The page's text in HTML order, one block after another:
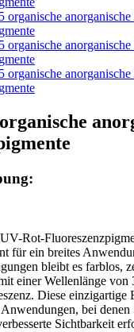
Rot-
für ein breites
bleibt es farblos,
einer Wellenlänge von
Diese einzigartige
bei denen
Sichtbarkeit